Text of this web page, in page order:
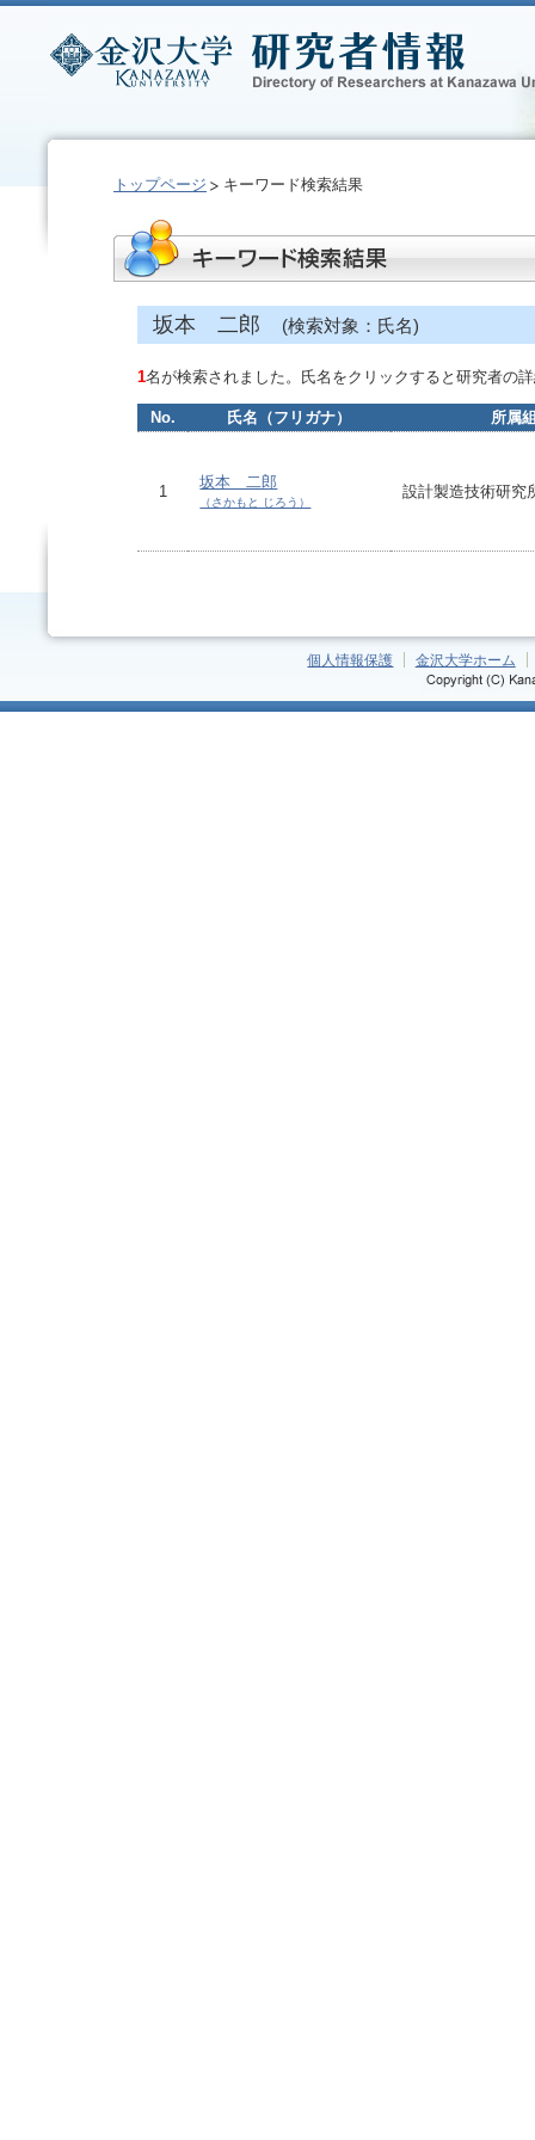
トップページ キーワード検索結果
坂本 二郎 (検索対象：氏名)
1名が検索されました。氏名をクリックすると研究者の
No. 氏名（フリガナ） 所属
1
坂本 二郎
（さかもと じろう）
設計製造技術研究
個人情報保護 金沢大学ホーム